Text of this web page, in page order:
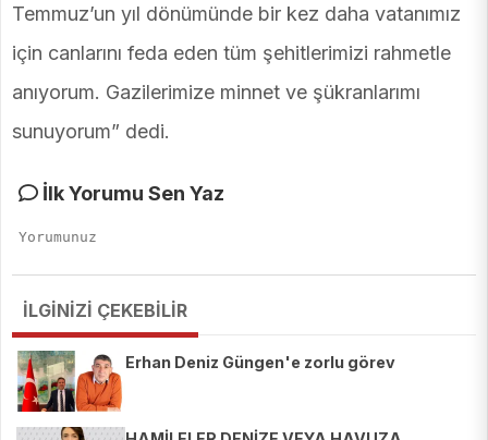
Temmuz’un yıl dönümünde bir kez daha vatanımız
için canlarını feda eden tüm şehitlerimizi rahmetle
anıyorum. Gazilerimize minnet ve şükranlarımı
sunuyorum” dedi.
İlk Yorumu Sen Yaz
İLGİNİZİ ÇEKEBİLİR
Erhan Deniz Güngen'e zorlu görev